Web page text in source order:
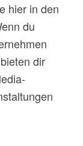
hier in den
du
dir